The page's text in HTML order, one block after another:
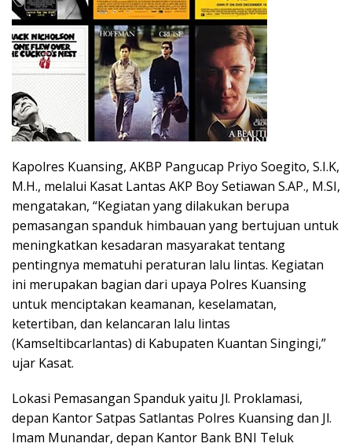
Kapolres Kuansing, AKBP Pangucap Priyo Soegito, S.I.K,
M.H., melalui Kasat Lantas AKP Boy Setiawan S.AP., M.SI,
mengatakan, “Kegiatan yang dilakukan berupa
pemasangan spanduk himbauan yang bertujuan untuk
meningkatkan kesadaran masyarakat tentang
pentingnya mematuhi peraturan lalu lintas. Kegiatan
ini merupakan bagian dari upaya Polres Kuansing
untuk menciptakan keamanan, keselamatan,
ketertiban, dan kelancaran lalu lintas
(Kamseltibcarlantas) di Kabupaten Kuantan Singingi,”
ujar Kasat.
Lokasi Pemasangan Spanduk yaitu Jl. Proklamasi,
depan Kantor Satpas Satlantas Polres Kuansing dan Jl.
Imam Munandar, depan Kantor Bank BNI Teluk